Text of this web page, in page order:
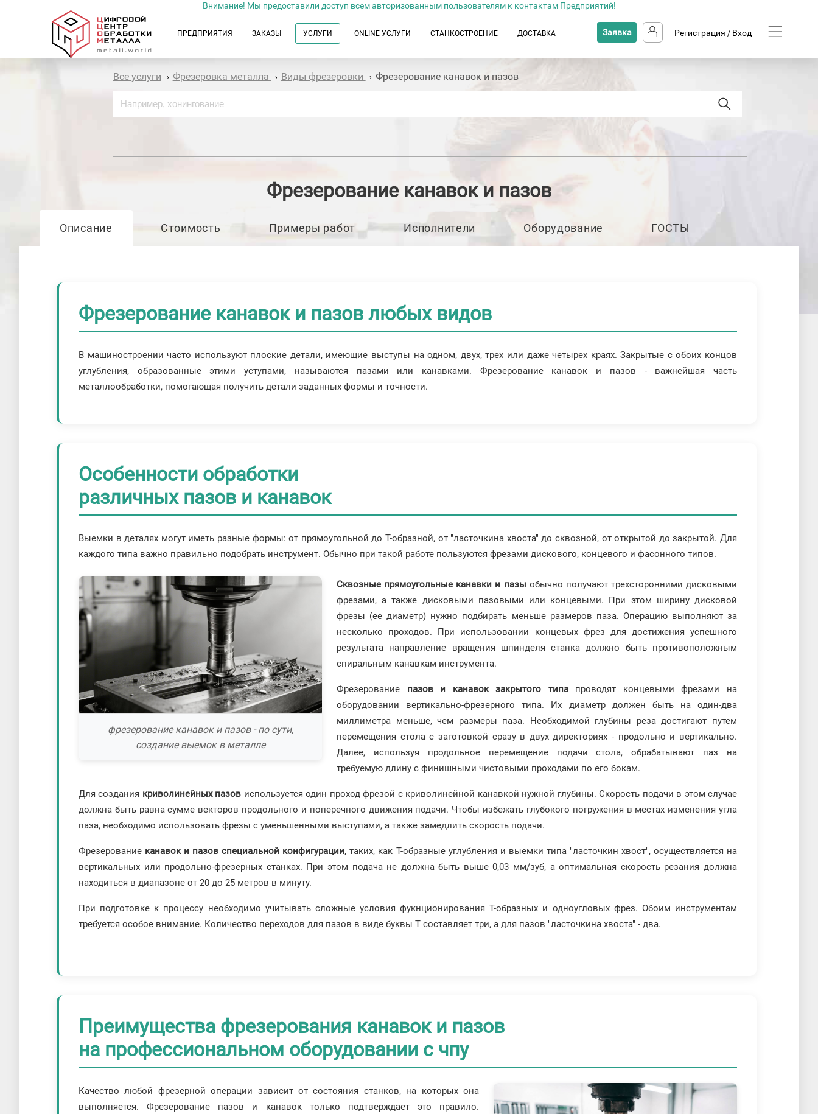
Внимание! Мы предоставили доступ всем авторизованным пользователям к контактам Предприятий!
ПРЕДПРИЯТИЯ ЗАКАЗЫ УСЛУГИ ONLINE УСЛУГИ СТАНКОСТРОЕНИЕ ДОСТАВКА Заявка Регистрация / Вход
Все услуги › Фрезеровка металла › Виды фрезеровки › Фрезерование канавок и пазов
Фрезерование канавок и пазов
Описание Стоимость Примеры работ Исполнители Оборудование ГОСТЫ
Фрезерование канавок и пазов любых видов
В машиностроении часто используют плоские детали, имеющие выступы на одном, двух, трех или даже четырех краях. Закрытые с обоих концов
углубления, образованные этими уступами, называются пазами или канавками. Фрезерование канавок и пазов - важнейшая часть
металлообработки, помогающая получить детали заданных формы и точности.
Особенности обработки
различных пазов и канавок
Выемки в деталях могут иметь разные формы: от прямоугольной до Т-образной, от "ласточкина хвоста" до сквозной, от открытой до закрытой. Для
каждого типа важно правильно подобрать инструмент. Обычно при такой работе пользуются фрезами дискового, концевого и фасонного типов.
фрезерование канавок и пазов - по сути,
создание выемок в металле
Сквозные прямоугольные канавки и пазы обычно получают трехсторонними дисковыми
фрезами, а также дисковыми пазовыми или концевыми. При этом ширину дисковой
фрезы (ее диаметр) нужно подбирать меньше размеров паза. Операцию выполняют за
несколько проходов. При использовании концевых фрез для достижения успешного
результата направление вращения шпинделя станка должно быть противоположным
спиральным канавкам инструмента.
Фрезерование пазов и канавок закрытого типапроводят концевыми фрезами на
оборудовании вертикально-фрезерного типа. Их диаметр должен быть на один-два
миллиметра меньше, чем размеры паза. Необходимой глубины реза достигают путем
перемещения стола с заготовкой сразу в двух директориях - продольно и вертикально.
Далее, используя продольное перемещение подачи стола, обрабатывают паз на
требуемую длину с финишными чистовыми проходами по его бокам.
Для создания криволинейных пазов используется один проход фрезой с криволинейной канавкой нужной глубины. Скорость подачи в этом случае
должна быть равна сумме векторов продольного и поперечного движения подачи. Чтобы избежать глубокого погружения в местах изменения угла
паза, необходимо использовать фрезы с уменьшенными выступами, а также замедлить скорость подачи.
Фрезерование канавок и пазов специальной конфигурации, таких, как Т-образные углубления и выемки типа "ласточкин хвост", осуществляется на
вертикальных или продольно-фрезерных станках. При этом подача не должна быть выше 0,03 мм/зуб, а оптимальная скорость резания должна
находиться в диапазоне от 20 до 25 метров в минуту.
При подготовке к процессу необходимо учитывать сложные условия фукнционирования Т-образных и одноугловых фрез. Обоим инструментам
требуется особое внимание. Количество переходов для пазов в виде буквы Т составляет три, а для пазов "ласточкина хвоста" - два.
Преимущества фрезерования канавок и пазов
на профессиональном оборудовании с чпу
Качество любой фрезерной операции зависит от состояния станков, на которых она
выполняется. Фрезерование пазов и канавок только подтверждает это правило.